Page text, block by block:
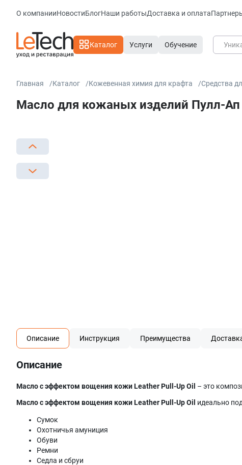
О компанииНовостиБлогНаши работыДоставка и оплата
Каталог Услуги Обучение
Главная Каталог Кожевенная химия для крафта Средства
Масло для кожаных изделий Пулл-Ап
Описание Инструкция Преимущества
Описание
Масло с эффектом вощения кожи Leather Pull-Up Oil – это
Масло с эффектом вощения кожи Leather Pull-Up Oil идеально
Сумок
Охотничья амуниция
Обуви
Ремни
Седла и сбруи